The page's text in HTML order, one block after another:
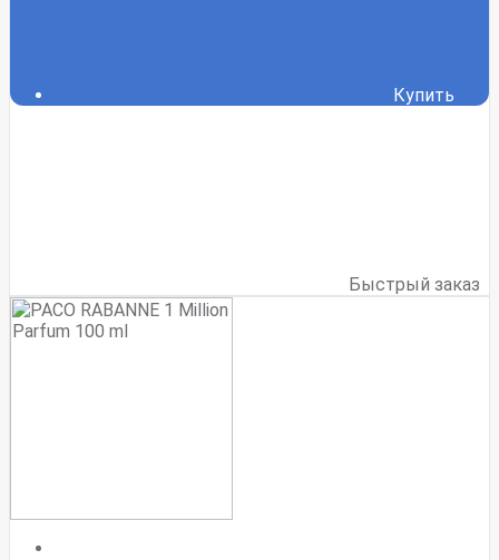
Купить
Быстрый заказ